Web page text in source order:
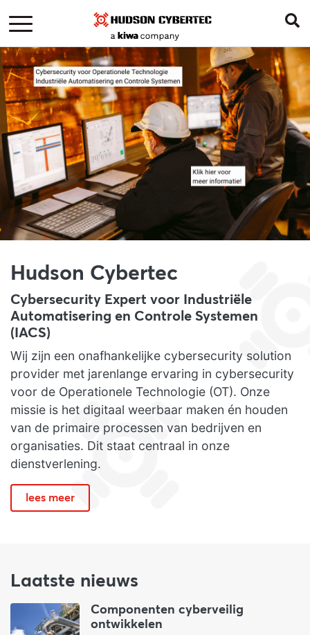
Hudson Cybertec
Cybersecurity Expert voor Industriële
Automatisering en Controle Systemen
(IACS)
Wij zijn een onafhankelijke cybersecurity solution
provider met jarenlange ervaring in cybersecurity
voor de Operationele Technologie (OT). Onze
missie is het digitaal weerbaar maken én houden
van de primaire processen van bedrijven en
organisaties. Dit staat centraal in onze
dienstverlening.
lees meer
Laatste nieuws
Componenten cyberveilig
ontwikkelen